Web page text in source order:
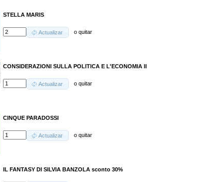
STELLA MARIS
Actualizar oquitar
CONSIDERAZIONI SULLA POLITICA E L'ECONOMIA II
Actualizar oquitar
CINQUE PARADOSSI
Actualizar oquitar
IL FANTASY DI SILVIA BANZOLA sconto 30%